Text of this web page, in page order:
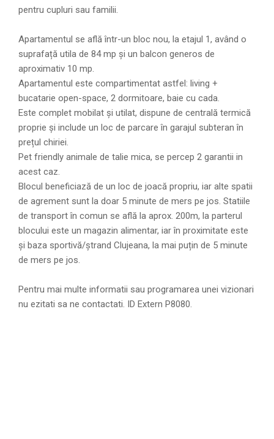
pentru cupluri sau familii.
Apartamentul se află într-un bloc nou, la etajul 1, având o
suprafață utila de 84 mp și un balcon generos de
aproximativ 10 mp.
Apartamentul este compartimentat astfel: living +
bucatarie open-space, 2 dormitoare, baie cu cada.
Este complet mobilat și utilat, dispune de centrală termică
proprie și include un loc de parcare în garajul subteran în
prețul chiriei.
Pet friendly animale de talie mica, se percep 2 garantii in
acest caz.
Blocul beneficiază de un loc de joacă propriu, iar alte spatii
de agrement sunt la doar 5 minute de mers pe jos. Statiile
de transport în comun se află la aprox. 200m, la parterul
blocului este un magazin alimentar, iar în proximitate este
și baza sportivă/ștrand Clujeana, la mai puțin de 5 minute
de mers pe jos.
Pentru mai multe informatii sau programarea unei vizionari
nu ezitati sa ne contactati. ID Extern P8080.